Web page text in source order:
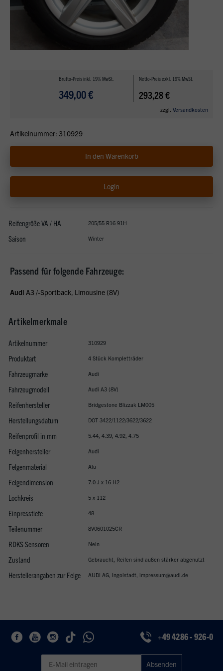
Brutto-Preis inkl. 19% MwSt.
349,00 €
Netto-Preis exkl. 19% MwSt.
293,28 €
zzgl. Versandkosten
Artikelnummer: 310929
In den Warenkorb
Login
Reifengröße VA / HA 205/55 R16 91H
Saison Winter
Passend für folgende Fahrzeuge:
Audi A3 /-Sportback, Limousine (8V)
Artikelmerkmale
Artikelnummer 310929
Produktart 4 Stück Kompletträder
Fahrzeugmarke Audi
Fahrzeugmodell Audi A3 (8V)
Reifenhersteller Bridgestone Blizzak LM005
Herstellungsdatum DOT 3422/1122/3622/3622
Reifenprofil in mm 5.44, 4.39, 4.92, 4.75
Felgenhersteller Audi
Felgenmaterial Alu
Felgendimension 7.0 J x 16 H2
Lochkreis 5 x 112
Einpresstiefe 48
Teilenummer 8V0601025CR
RDKS Sensoren Nein
Zustand Gebraucht, Reifen sind außen stärker abgenutzt
Herstellerangaben zur Felge AUDI AG, Ingolstadt, impressum@audi.de
+49 4286 - 926-0
Geben Sie eine gültige E-Mail-Adresse für den Newsletter ein